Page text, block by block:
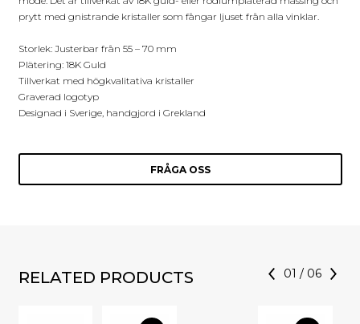
prytt med gnistrande kristaller som fångar ljuset från alla vinklar.
Storlek: Justerbar från 55 – 70 mm
Plätering: 18K Guld
Tillverkat med högkvalitativa kristaller
Graverad logotyp
Designad i Sverige, handgjord i Grekland
FRÅGA OSS
RELATED PRODUCTS 01 / 06